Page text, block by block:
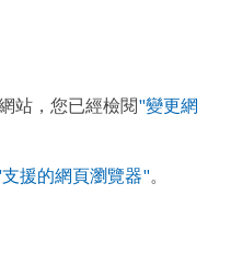
站，您已經檢閱"變更網
援的網頁瀏覽器"。